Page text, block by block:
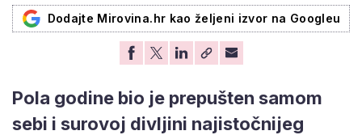
Dodajte Mirovina.hr kao željeni izvor na Googleu
Pola godine bio je prepušten samom
sebi i surovoj divljini najistočnijeg